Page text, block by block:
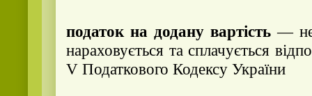
податок на додану вартість —
нараховується та сплачується
V Податкового Кодексу України